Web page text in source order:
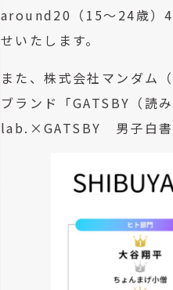
around20（15～24歳）
せいたします。
また、株式会社マンダム
ブランド「GATSBY（読
lab.×GATSBY 男子白書